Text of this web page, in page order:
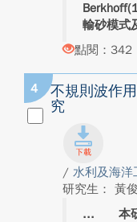
輸砂模式
點閱：342
4
不規則波作
究
/ 水利及海洋
研究生： 黃
本研